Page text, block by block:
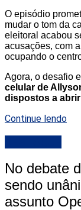
O episódio
mudar o tom da
eleitoral acabou
acusações, com
ocupando o
Agora, o desafio
celular de
dispostos a
Continue lendo
No debate
sendo
assunto